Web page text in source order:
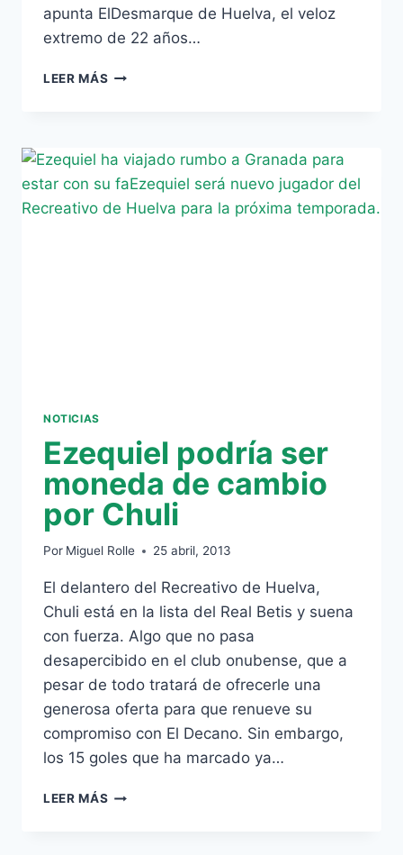
apunta ElDesmarque de Huelva, el veloz
extremo de 22 años…
LEER MÁS EZEQUIEL,
RECALAR
EN
EL
RECREATIVO
NOTICIAS
Ezequiel podría ser
moneda de cambio
por Chuli
Por Miguel Rolle 25 abril, 2013
El delantero del Recreativo de Huelva,
Chuli está en la lista del Real Betis y suena
con fuerza. Algo que no pasa
desapercibido en el club onubense, que a
pesar de todo tratará de ofrecerle una
generosa oferta para que renueve su
compromiso con El Decano. Sin embargo,
los 15 goles que ha marcado ya…
LEER MÁS EZEQUIEL